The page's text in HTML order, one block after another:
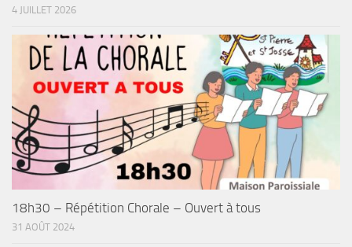
4 JUILLET 2026
18h30 – Répétition Chorale – Ouvert à tous
31 AOÛT 2024